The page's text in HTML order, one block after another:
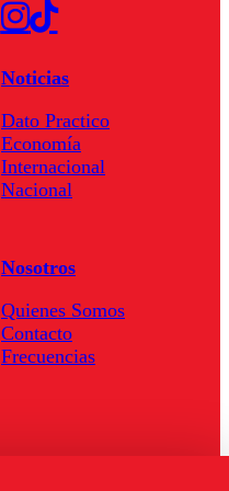
Noticias
Dato Practico
Economía
Internacional
Nacional
Nosotros
Quienes Somos
Contacto
Frecuencias